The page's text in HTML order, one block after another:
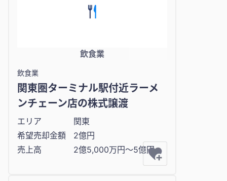
飲食業
飲食業
関東圏ターミナル駅付近ラーメ
ンチェーン店の株式譲渡
エリア
関東
希望売却金額
2億円
売上高
2億5,000万円〜5億円